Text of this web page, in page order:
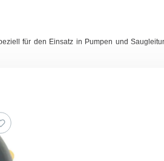
für den Einsatz in Pumpen und